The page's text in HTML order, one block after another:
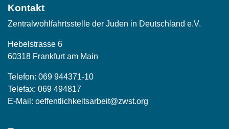
Kontakt
Zentralwohlfahrtsstelle der Juden in Deutschland e.V.
Hebelstrasse 6
60318 Frankfurt am Main
Telefon: 069 944371-10
Telefax: 069 494817
E-Mail: oeffentlichkeitsarbeit@zwst.org